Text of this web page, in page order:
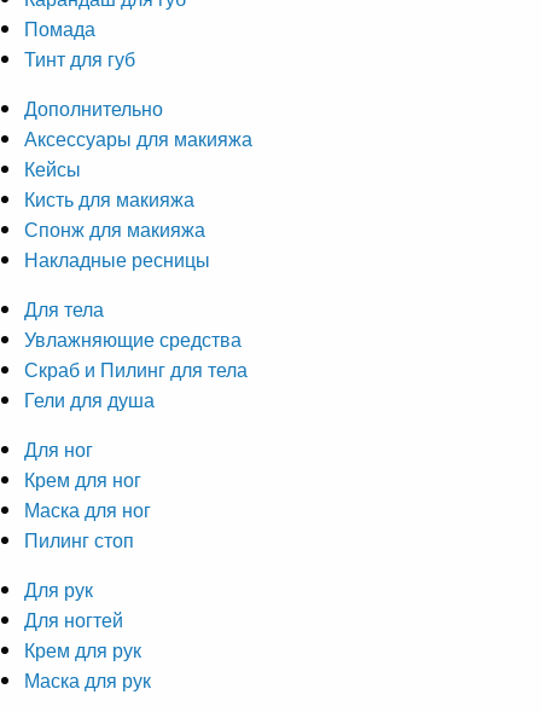
Помада
Тинт для губ
Дополнительно
Аксессуары для макияжа
Кейсы
Кисть для макияжа
Спонж для макияжа
Накладные ресницы
Для тела
Увлажняющие средства
Скраб и Пилинг для тела
Гели для душа
Для ног
Крем для ног
Маска для ног
Пилинг стоп
Для рук
Для ногтей
Крем для рук
Маска для рук